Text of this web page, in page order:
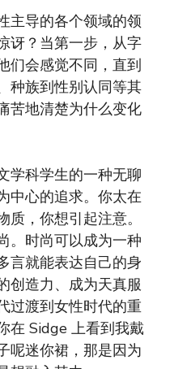
主导的各个领域的领
讶？当第一步，从字
们会感觉不同，直到
种族到性别认同等其
苦地清楚为什么变化
学科学生的一种无聊
中心的追求。你太在
，你想引起注意。
。时尚可以成为一种
言就能表达自己的身
创造力、成为天真服
过渡到女性时代的重
在 Sidge 上看到我戴
呢迷你裙，那是因为